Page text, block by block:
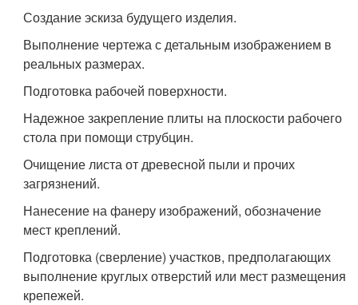
Создание эскиза будущего изделия.
Выполнение чертежа с детальным изображением в
реальных размерах.
Подготовка рабочей поверхности.
Надежное закрепление плиты на плоскости рабочего
стола при помощи струбцин.
Очищение листа от древесной пыли и прочих
загрязнений.
Нанесение на фанеру изображений, обозначение
мест креплений.
Подготовка (сверление) участков, предполагающих
выполнение круглых отверстий или мест размещения
крепежей.